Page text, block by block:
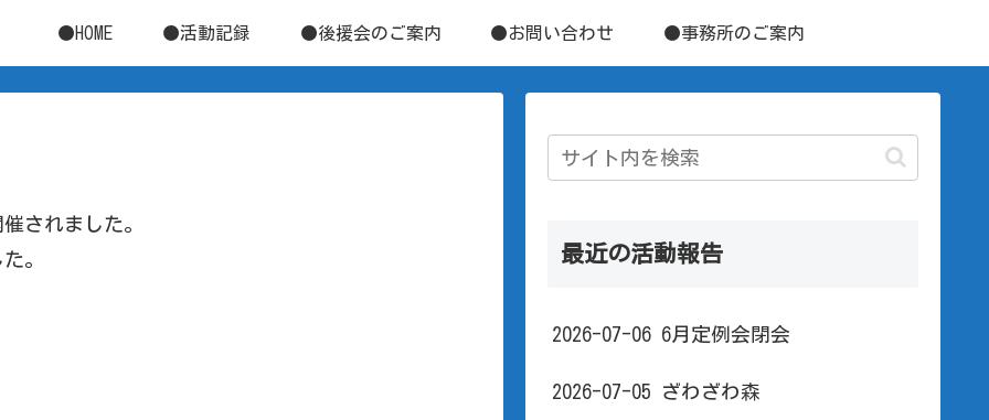
●HOME ●活動記録 ●後援会のご案内 ●お問い合わせ ●事務所のご案内
されました。
。
最近の活動報告
2026-07-06 6月定例会閉会
2026-07-05 ざわざわ森